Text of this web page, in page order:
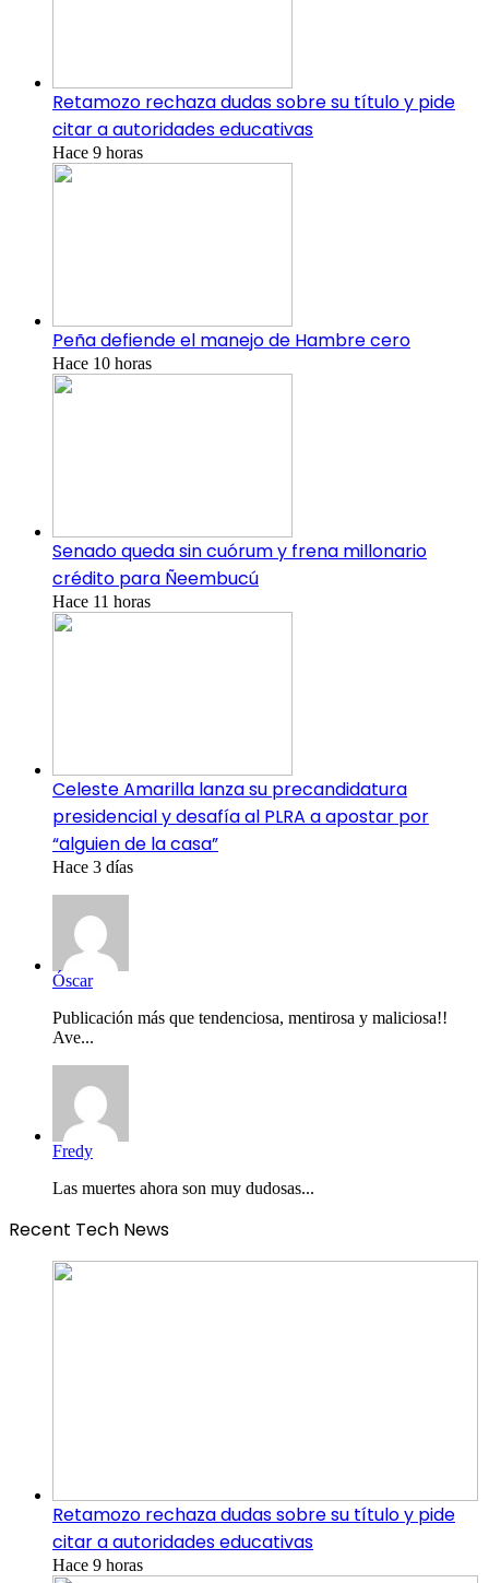
Retamozo rechaza dudas sobre su título y pide
citar a autoridades educativas
Hace 9 horas
Peña defiende el manejo de Hambre cero
Hace 10 horas
Senado queda sin cuórum y frena millonario
crédito para Ñeembucú
Hace 11 horas
Celeste Amarilla lanza su precandidatura
presidencial y desafía al PLRA a apostar por
“alguien de la casa”
Hace 3 días
Óscar
Publicación más que tendenciosa, mentirosa y maliciosa!!
Ave...
Fredy
Las muertes ahora son muy dudosas...
Recent Tech News
Retamozo rechaza dudas sobre su título y pide
citar a autoridades educativas
Hace 9 horas